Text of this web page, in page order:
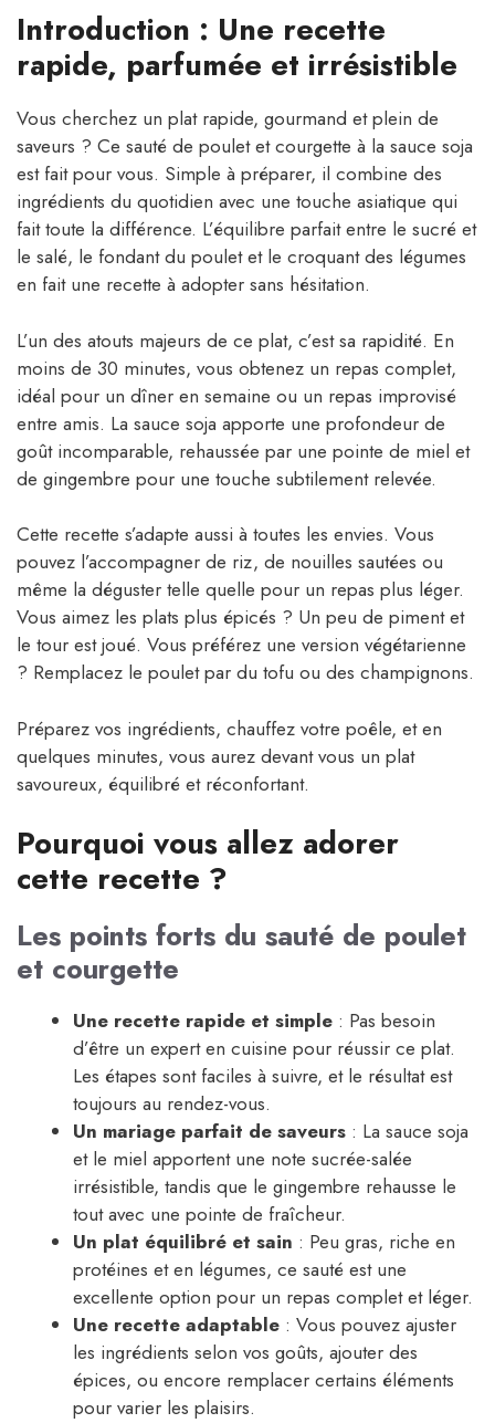
Introduction : Une recette
rapide, parfumée et irrésistible
Vous cherchez un plat rapide, gourmand et plein de
saveurs ? Ce sauté de poulet et courgette à la sauce soja
est fait pour vous. Simple à préparer, il combine des
ingrédients du quotidien avec une touche asiatique qui
fait toute la différence. L’équilibre parfait entre le sucré et
le salé, le fondant du poulet et le croquant des légumes
en fait une recette à adopter sans hésitation.
L’un des atouts majeurs de ce plat, c’est sa rapidité. En
moins de 30 minutes, vous obtenez un repas complet,
idéal pour un dîner en semaine ou un repas improvisé
entre amis. La sauce soja apporte une profondeur de
goût incomparable, rehaussée par une pointe de miel et
de gingembre pour une touche subtilement relevée.
Cette recette s’adapte aussi à toutes les envies. Vous
pouvez l’accompagner de riz, de nouilles sautées ou
même la déguster telle quelle pour un repas plus léger.
Vous aimez les plats plus épicés ? Un peu de piment et
le tour est joué. Vous préférez une version végétarienne
? Remplacez le poulet par du tofu ou des champignons.
Préparez vos ingrédients, chauffez votre poêle, et en
quelques minutes, vous aurez devant vous un plat
savoureux, équilibré et réconfortant.
Pourquoi vous allez adorer
cette recette ?
Les points forts du sauté de poulet
et courgette
Une recette rapide et simple : Pas besoin
d’être un expert en cuisine pour réussir ce plat.
Les étapes sont faciles à suivre, et le résultat est
toujours au rendez-vous.
Un mariage parfait de saveurs : La sauce soja
et le miel apportent une note sucrée-salée
irrésistible, tandis que le gingembre rehausse le
tout avec une pointe de fraîcheur.
Un plat équilibré et sain : Peu gras, riche en
protéines et en légumes, ce sauté est une
excellente option pour un repas complet et léger.
Une recette adaptable : Vous pouvez ajuster
les ingrédients selon vos goûts, ajouter des
épices, ou encore remplacer certains éléments
pour varier les plaisirs.